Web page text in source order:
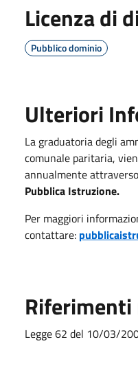
Licenza di
Pubblico dominio
Ulteriori
La graduatoria degli
comunale paritaria,
annualmente
Pubblica Istruzione.
Per maggiori
contattare:
Legge 62 del 10/03/